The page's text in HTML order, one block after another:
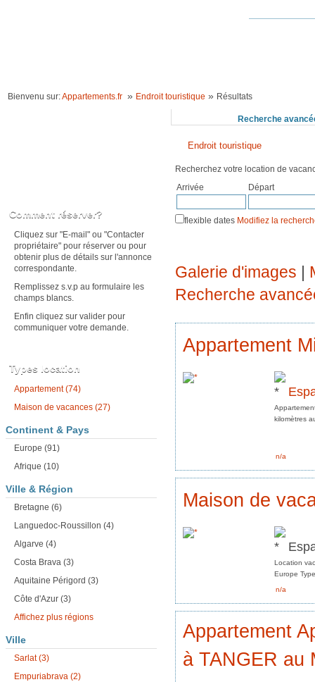
Bienvenu sur:Appartements.fr » Endroit touristique » Résultats
Comment réserver?
Cliquez sur "E-mail" ou "Contacter
propriétaire" pour réserver ou pour
obtenir plus de détails sur l'annonce
correspondante.
Remplissez s.v.p au formulaire les
champs blancs.
Enfin cliquez sur valider pour
communiquer votre demande.
Types location
Appartement (74)
Maison de vacances (27)
Continent & Pays
Europe (91)
Afrique (10)
Ville & Région
Bretagne (6)
Languedoc-Roussillon (4)
Algarve (4)
Costa Brava (3)
Aquitaine Périgord (3)
Côte d'Azur (3)
Affichez plus régions
Ville
Sarlat (3)
Empuriabrava (2)
Recherche
Endroit touristique
Recherchez votre location de
Arrivée
Départ
flexible dates Modifiez la
Galerie d'images |
Recherche
Appartement
kilomètres
n/a
Maison de
Location
Europe
n/a
Appartement
à TANGER au